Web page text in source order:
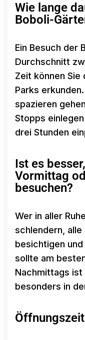
Wie lange
Boboli-
Ein Besuch der
Durchschnitt
Zeit können
Parks
spazieren
Stopps
drei Stunden
Ist es
Vormittag
besuchen?
Wer in aller
schlendern,
besichtigen
sollte am
Nachmittags
besonders in